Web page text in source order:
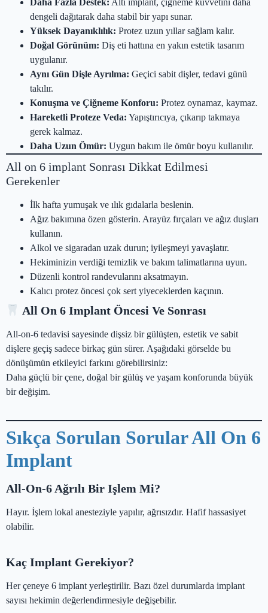
Daha Fazla Destek: Altı implant, çiğneme kuvvetini daha
dengeli dağıtarak daha stabil bir yapı sunar.
Yüksek Dayanıklılık: Protez uzun yıllar sağlam kalır.
Doğal Görünüm: Diş eti hattına en yakın estetik tasarım
uygulanır.
Aynı Gün Dişle Ayrılma: Geçici sabit dişler, tedavi günü
takılır.
Konuşma ve Çiğneme Konforu: Protez oynamaz, kaymaz.
Hareketli Proteze Veda: Yapıştırıcıya, çıkarıp takmaya
gerek kalmaz.
Daha Uzun Ömür: Uygun bakım ile ömür boyu kullanılır.
All on 6 implant Sonrası Dikkat Edilmesi
Gerekenler
İlk hafta yumuşak ve ılık gıdalarla beslenin.
Ağız bakımına özen gösterin. Arayüz fırçaları ve ağız duşları
kullanın.
Alkol ve sigaradan uzak durun; iyileşmeyi yavaşlatır.
Hekiminizin verdiği temizlik ve bakım talimatlarına uyun.
Düzenli kontrol randevularını aksatmayın.
Kalıcı protez öncesi çok sert yiyeceklerden kaçının.
All On 6 Implant Öncesi Ve Sonrası
All-on-6 tedavisi sayesinde dişsiz bir gülüşten, estetik ve sabit
dişlere geçiş sadece birkaç gün sürer. Aşağıdaki görselde bu
dönüşümün etkileyici farkını görebilirsiniz:
Daha güçlü bir çene, doğal bir gülüş ve yaşam konforunda büyük
bir değişim.
Sıkça Sorulan Sorular All On 6
Implant
All-On-6 Ağrılı Bir Işlem Mi?
Hayır. İşlem lokal anesteziyle yapılır, ağrısızdır. Hafif hassasiyet
olabilir.
Kaç Implant Gerekiyor?
Her çeneye 6 implant yerleştirilir. Bazı özel durumlarda implant
sayısı hekimin değerlendirmesiyle değişebilir.